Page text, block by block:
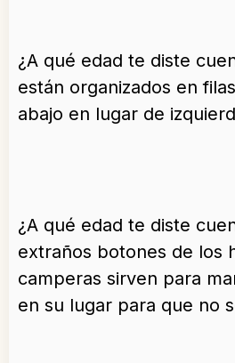
¿A qué edad te diste
están organizados en
abajo en lugar de
¿A qué edad te diste
extraños botones de los
camperas sirven para
en su lugar para que no